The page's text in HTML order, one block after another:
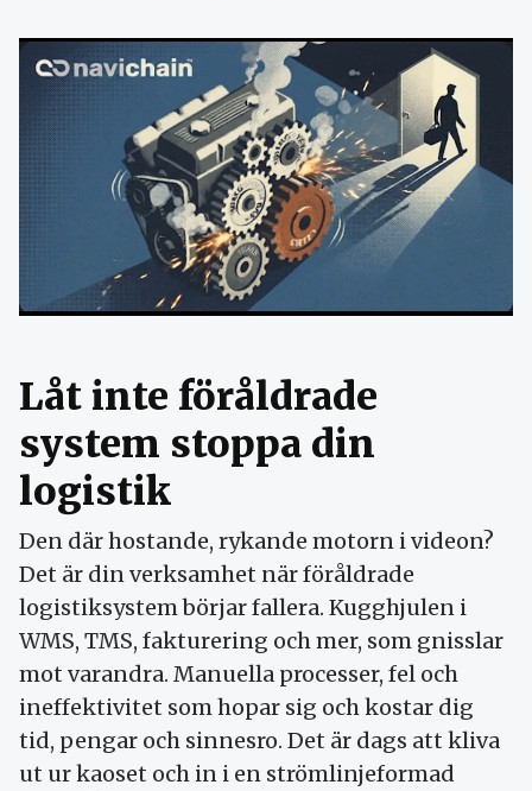
Låt inte föråldrade
system stoppa din
logistik
Den där hostande, rykande motorn i videon?
Det är din verksamhet när föråldrade
logistiksystem börjar fallera. Kugghjulen i
WMS, TMS, fakturering och mer, som gnisslar
mot varandra. Manuella processer, fel och
ineffektivitet som hopar sig och kostar dig
tid, pengar och sinnesro. Det är dags att kliva
ut ur kaoset och in i en strömlinjeformad